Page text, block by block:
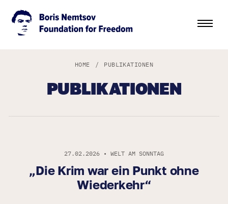
HOME / PUBLIKATIONEN
PUBLIKATIONEN
27.02.2026 • WELT AM SONNTAG
„Die Krim war ein Punkt ohne
Wiederkehr“